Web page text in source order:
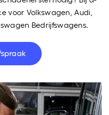
voor Volkswagen, Audi,
Bedrijfswagens.